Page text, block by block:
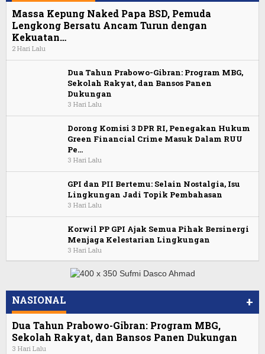
Massa Kepung Naked Papa BSD, Pemuda
Lengkong Bersatu Ancam Turun dengan
Kekuatan…
2 Hari Lalu
Dua Tahun Prabowo-Gibran: Program MBG,
Sekolah Rakyat, dan Bansos Panen
Dukungan
3 Hari Lalu
Dorong Komisi 3 DPR RI, Penegakan Hukum
Green Financial Crime Masuk Dalam RUU
Pe…
3 Hari Lalu
GPI dan PII Bertemu: Selain Nostalgia, Isu
Lingkungan Jadi Topik Pembahasan
3 Hari Lalu
Korwil PP GPI Ajak Semua Pihak Bersinergi
Menjaga Kelestarian Lingkungan
3 Hari Lalu
NASIONAL +
Dua Tahun Prabowo-Gibran: Program MBG,
Sekolah Rakyat, dan Bansos Panen Dukungan
3 Hari Lalu